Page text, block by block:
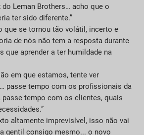
do Leman Brothers… acho que o
ter sido diferente.”
que se tornou tão volátil, incerto e
de nós não tem a resposta durante
que aprender a ter humildade na
em que estamos, tente ver
passe tempo com os profissionais da
passe tempo com os clientes, quais
altamente imprevisível, isso não vai
gentil consigo mesmo... o novo